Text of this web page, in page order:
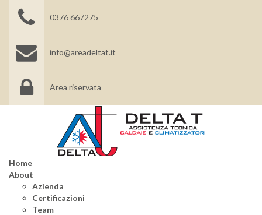
0376 667275
info@areadeltat.it
Area riservata
Home
About
Azienda
Certificazioni
Team